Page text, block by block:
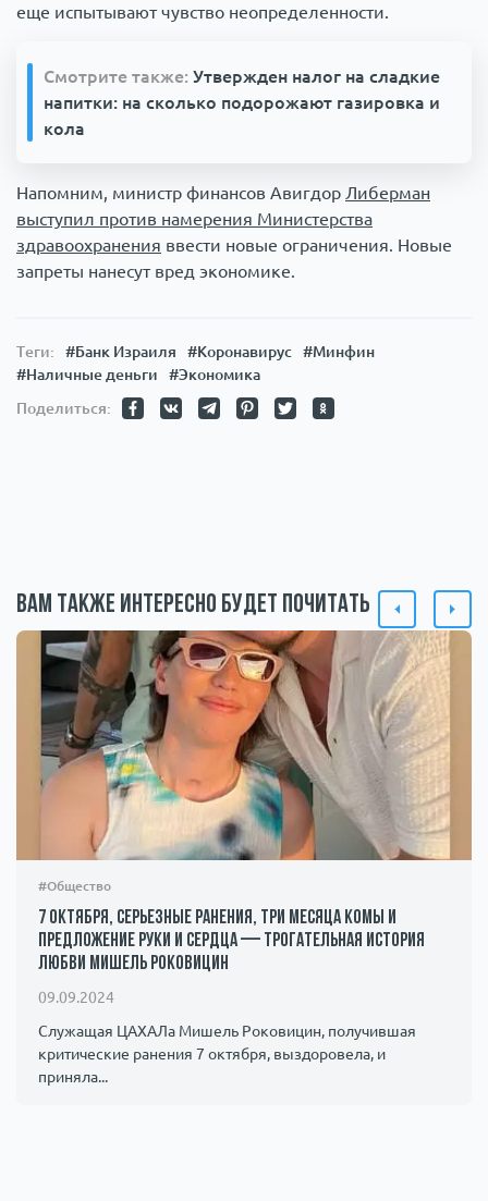
еще испытывают чувство неопределенности.
Смотрите также: Утвержден налог на сладкие
напитки: на сколько подорожают газировка и
кола
Напомним, министр финансов Авигдор Либерман
выступил против намерения Министерства
здравоохранения ввести новые ограничения. Новые
запреты нанесут вред экономике.
Теги: #Банк Израиля #Коронавирус
#Минфин
#Наличные деньги
#Экономика
Поделиться:
Вам также интересно будет почитать
#Общество
7 октября, серьезные ранения, три месяца комы и
предложение руки и сердца — трогательная история
любви Мишель Роковицин
09.09.2024
Служащая ЦАХАЛа Мишель Роковицин, получившая
критические ранения 7 октября, выздоровела, и
приняла...